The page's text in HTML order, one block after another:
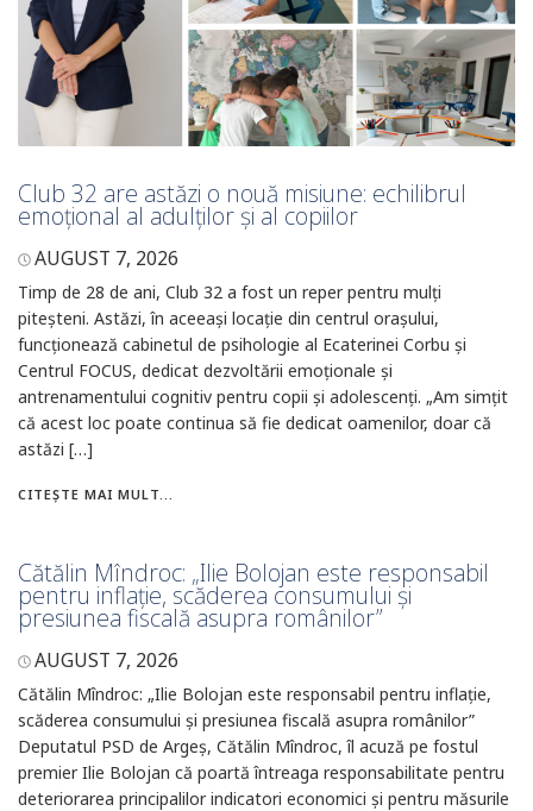
Club 32 are astăzi o nouă misiune: echilibrul
emoțional al adulților și al copiilor
AUGUST 7, 2026
Timp de 28 de ani, Club 32 a fost un reper pentru mulți
piteșteni. Astăzi, în aceeași locație din centrul orașului,
funcționează cabinetul de psihologie al Ecaterinei Corbu și
Centrul FOCUS, dedicat dezvoltării emoționale și
antrenamentului cognitiv pentru copii și adolescenți. „Am simțit
că acest loc poate continua să fie dedicat oamenilor, doar că
astăzi […]
CITEȘTE MAI MULT...
Cătălin Mîndroc: „Ilie Bolojan este responsabil
pentru inflație, scăderea consumului și
presiunea fiscală asupra românilor”
AUGUST 7, 2026
Cătălin Mîndroc: „Ilie Bolojan este responsabil pentru inflație,
scăderea consumului și presiunea fiscală asupra românilor”
Deputatul PSD de Argeș, Cătălin Mîndroc, îl acuză pe fostul
premier Ilie Bolojan că poartă întreaga responsabilitate pentru
deteriorarea principalilor indicatori economici și pentru măsurile